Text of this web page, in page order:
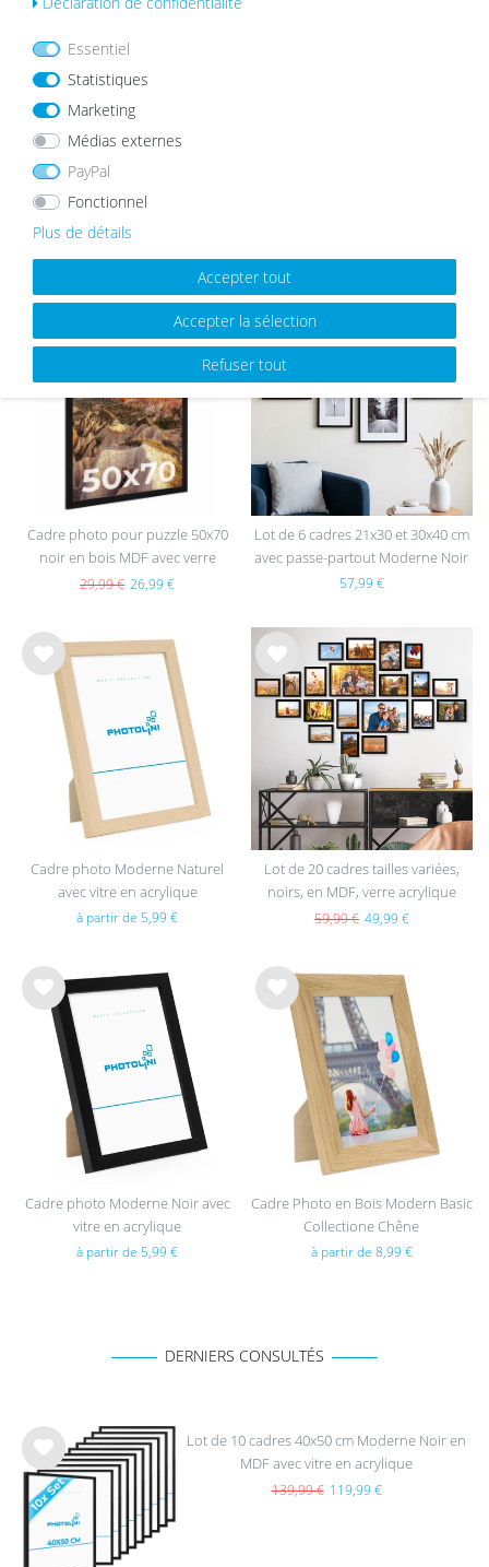
List
sou
s
Cadre photo Moderne Blanc avec
vitre en acrylique
List
sou
Cadre photo pour puzzle 50x70
noir en bois MDF avec verre
acrylique
29,99 € 26,99 €
List
e de
sou
hait
Lot de 6 cadres 21x30 et 30x40 cm
avec passe-partout Moderne Noir
en MDF avec vitre en acrylique
57,99 €
List
Cadre photo Moderne Naturel
avec vitre en acrylique
à partir de 5,99 €
List
e de
sou
Lot de 20 cadres tailles variées,
noirs, en MDF, verre acrylique
59,99 € 49,99 €
List
e de
Cadre photo Moderne Noir avec
vitre en acrylique
à partir de 5,99 €
List
Cadre Photo en Bois Modern Basic
Collectione Chêne
à partir de 8,99 €
DERNIERS CONSULTÉS
List
e de
sou
hait
s
Lot de 10 cadres 40x50 cm Moderne Noir en
MDF avec vitre en acrylique
139,99 € 119,99 €
Essentiel
Statistiques
Marketing
Médias externes
PayPal
Fonctionnel
Plus de détails
Accepter tout
Accepter la sélection
Refuser tout